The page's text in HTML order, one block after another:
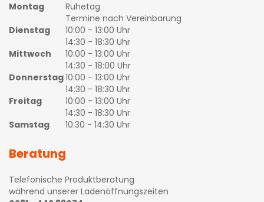
Montag
Ruhetag
Termine nach Vereinbarung
Dienstag
10:00 - 13:00 Uhr
14:30 - 18:30 Uhr
Mittwoch
10:00 - 13:00 Uhr
14:30 - 18:00 Uhr
Donnerstag10:00 - 13:00 Uhr
14:30 - 18:30 Uhr
Freitag
10:00 - 13:00 Uhr
14:30 - 18:30 Uhr
Samstag
10:30 - 14:30 Uhr
Beratung
Telefonische Produktberatung
während unserer Ladenöffnungszeiten